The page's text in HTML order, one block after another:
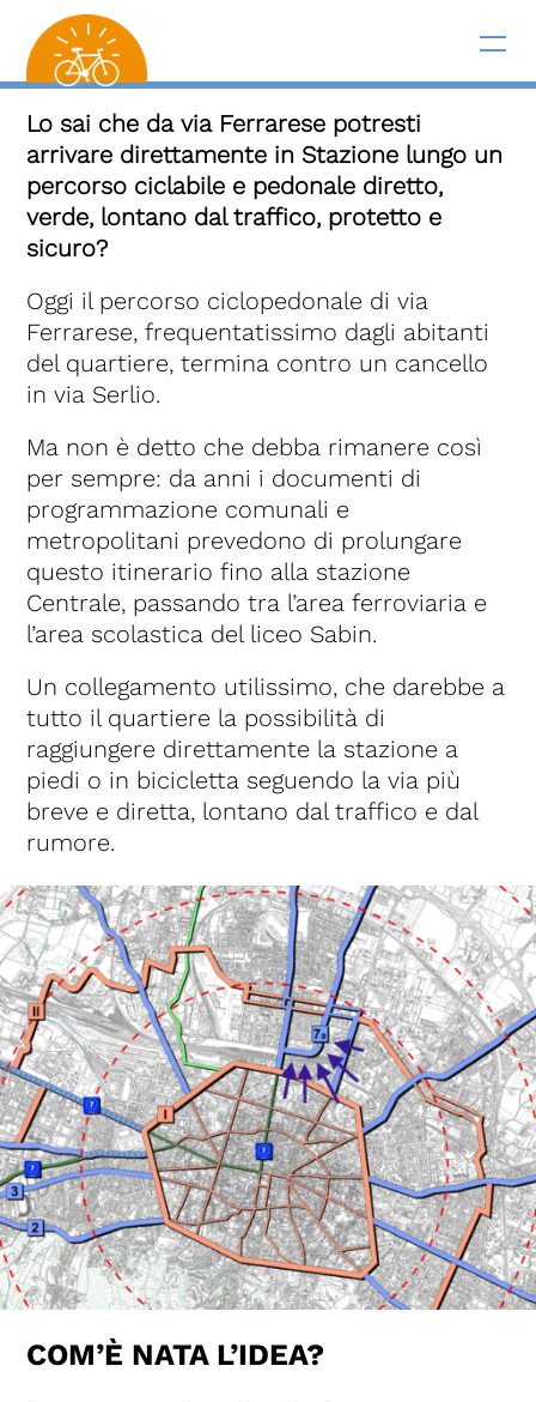
Lo sai che da via Ferrarese potresti
arrivare direttamente in Stazione lungo un
percorso ciclabile e pedonale diretto,
verde, lontano dal traffico, protetto e
sicuro?
Oggi il percorso ciclopedonale di via
Ferrarese, frequentatissimo dagli abitanti
del quartiere, termina contro un cancello
in via Serlio.
Ma non è detto che debba rimanere così
per sempre: da anni i documenti di
programmazione comunali e
metropolitani prevedono di prolungare
questo itinerario fino alla stazione
Centrale, passando tra l’area ferroviaria e
l’area scolastica del liceo Sabin.
Un collegamento utilissimo, che darebbe a
tutto il quartiere la possibilità di
raggiungere direttamente la stazione a
piedi o in bicicletta seguendo la via più
breve e diretta, lontano dal traffico e dal
rumore.
COM’È NATA L’IDEA?